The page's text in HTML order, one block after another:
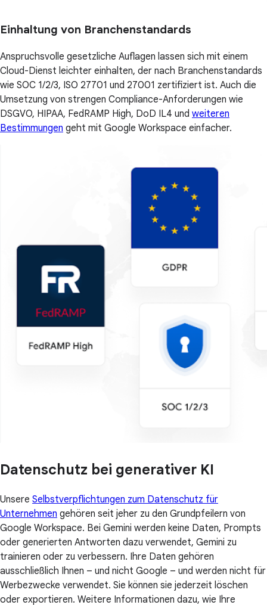
Einhaltung von Branchenstandards
Anspruchsvolle gesetzliche Auflagen lassen sich mit einem
Cloud-Dienst leichter einhalten, der nach Branchenstandards
wie SOC 1/2/3, ISO 27701 und 27001 zertifiziert ist. Auch die
Umsetzung von strengen Compliance-Anforderungen wie
DSGVO, HIPAA, FedRAMP High, DoD IL4 und weiteren
Bestimmungen geht mit Google Workspace einfacher.
Datenschutz bei generativer KI
Unsere Selbstverpflichtungen zum Datenschutz für
Unternehmen gehören seit jeher zu den Grundpfeilern von
Google Workspace. Bei Gemini werden keine Daten, Prompts
oder generierten Antworten dazu verwendet, Gemini zu
trainieren oder zu verbessern. Ihre Daten gehören
ausschließlich Ihnen – und nicht Google – und werden nicht für
Werbezwecke verwendet. Sie können sie jederzeit löschen
oder exportieren. Weitere Informationen dazu, wie Ihre